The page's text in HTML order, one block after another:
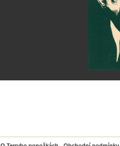
PayPal